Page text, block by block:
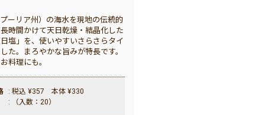
ーリア州）の海水を現地の伝統的
時間かけて天日乾燥・結晶化した
塩」を、使いやすいさらさらタイ
た。まろやかな旨みが特長です。
料理にも。
: 税込 ¥357 本体 ¥330
: （入数：20）